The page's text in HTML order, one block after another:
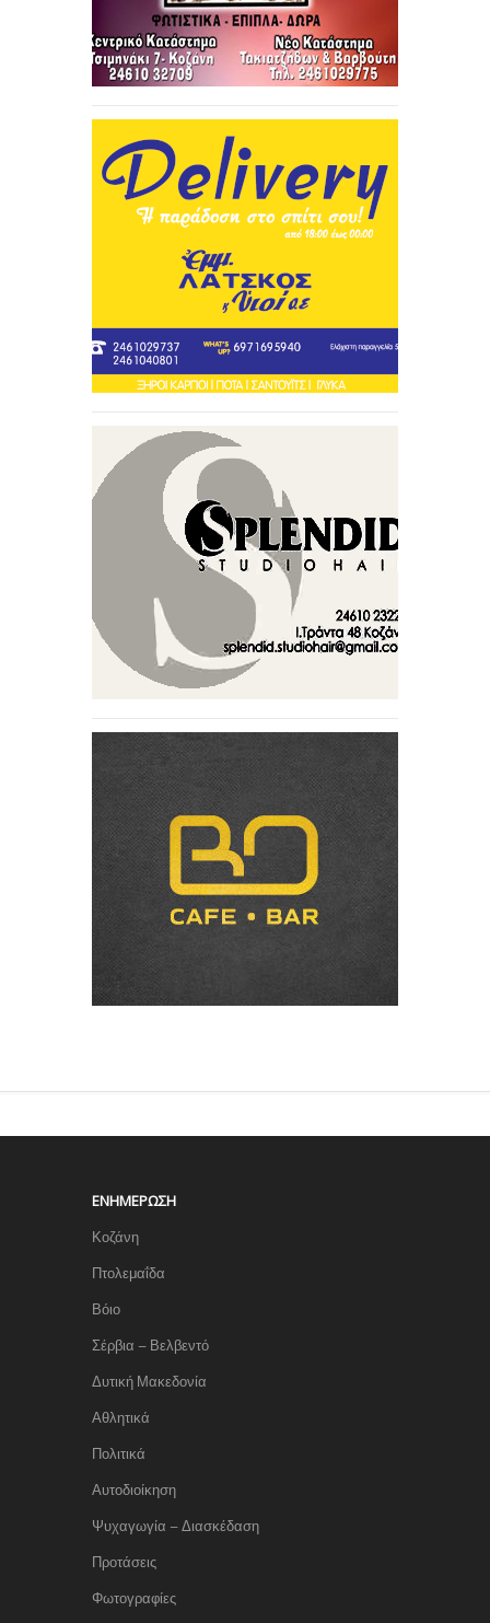
ΕΝΗΜΈΡΩΣΗ
Κοζάνη
Πτολεμαΐδα
Βόιο
Σέρβια – Βελβεντό
Δυτική Μακεδονία
Αθλητικά
Πολιτικά
Αυτοδιοίκηση
Ψυχαγωγία – Διασκέδαση
Προτάσεις
Φωτογραφίες